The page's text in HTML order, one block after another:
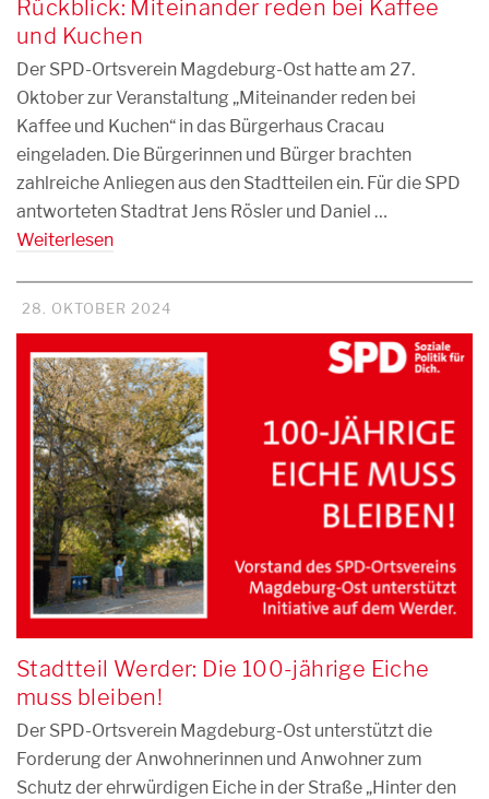
Rückblick: Miteinander reden bei Kaffee
und Kuchen
Der SPD-Ortsverein Magdeburg-Ost hatte am 27.
Oktober zur Veranstaltung „Miteinander reden bei
Kaffee und Kuchen“ in das Bürgerhaus Cracau
eingeladen. Die Bürgerinnen und Bürger brachten
zahlreiche Anliegen aus den Stadtteilen ein. Für die SPD
antworteten Stadtrat Jens Rösler und Daniel …
Weiterlesen
28. OKTOBER 2024
Stadtteil Werder: Die 100-jährige Eiche
muss bleiben!
Der SPD-Ortsverein Magdeburg-Ost unterstützt die
Forderung der Anwohnerinnen und Anwohner zum
Schutz der ehrwürdigen Eiche in der Straße „Hinter den